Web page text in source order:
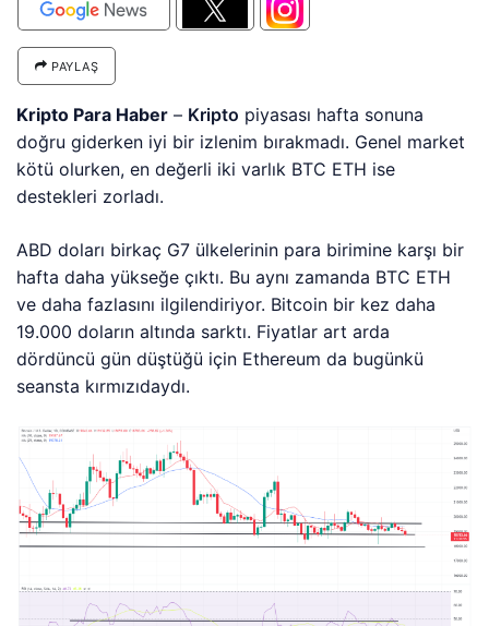
PAYLAŞ
Kripto Para Haber – Kripto piyasası hafta sonuna
doğru giderken iyi bir izlenim bırakmadı. Genel market
kötü olurken, en değerli iki varlık BTC ETH ise
destekleri zorladı.
ABD doları birkaç G7 ülkelerinin para birimine karşı bir
hafta daha yükseğe çıktı. Bu aynı zamanda BTC ETH
ve daha fazlasını ilgilendiriyor. Bitcoin bir kez daha
19.000 doların altında sarktı. Fiyatlar art arda
dördüncü gün düştüğü için Ethereum da bugünkü
seansta kırmızıdaydı.